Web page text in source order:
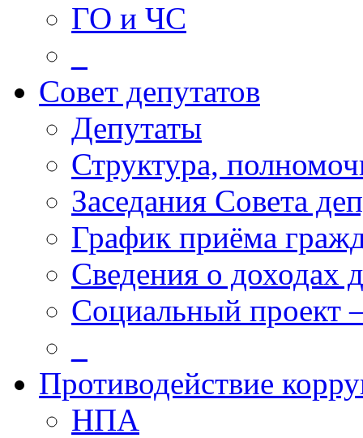
ГО и ЧС
Совет депутатов
Депутаты
Структура,
Заседания Совета
График приёма
Сведения о доходах
Социальный проект
Противодействие
НПА